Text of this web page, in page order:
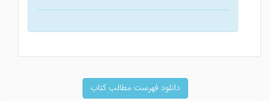
دانلود فهرست مطالب کتاب